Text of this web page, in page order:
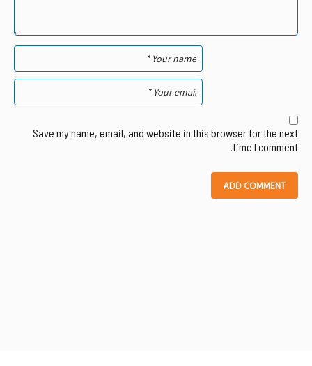
Save my name, email, and website in this browser for the next
time I comment.